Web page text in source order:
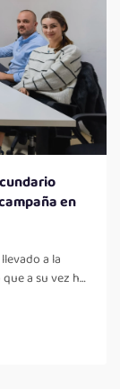
en
a la
a su vez ha
La
una línea